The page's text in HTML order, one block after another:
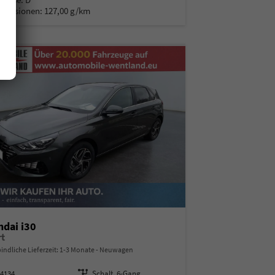
127,00 g/km
i30
Lieferzeit: 1-3 Monate Neuwagen